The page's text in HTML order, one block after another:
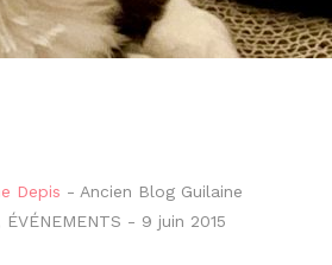
Depis - Ancien Blog Guilaine
ÉVÉNEMENTS - 9 juin 2015